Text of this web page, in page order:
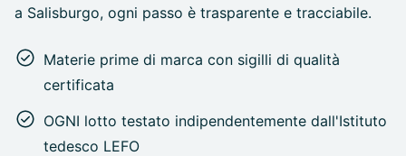
a Salisburgo, ogni passo è trasparente e tracciabile.
Materie prime di marca con sigilli di qualità
certificata
OGNI lotto testato indipendentemente dall'Istituto
tedesco LEFO